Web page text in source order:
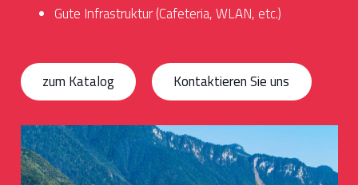
Gute Infrastruktur (Cafeteria, WLAN, etc.)
zum Katalog Kontaktieren Sie uns